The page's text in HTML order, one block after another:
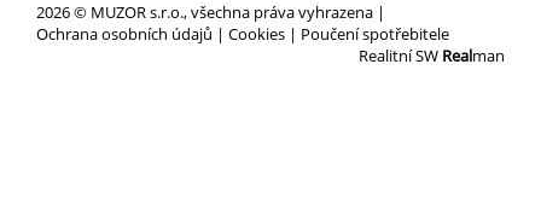
2026 © MUZOR s.r.o., všechna práva vyhrazena |
Ochrana osobních údajů | Cookies | Poučení spotřebitele
Realitní SW Realman